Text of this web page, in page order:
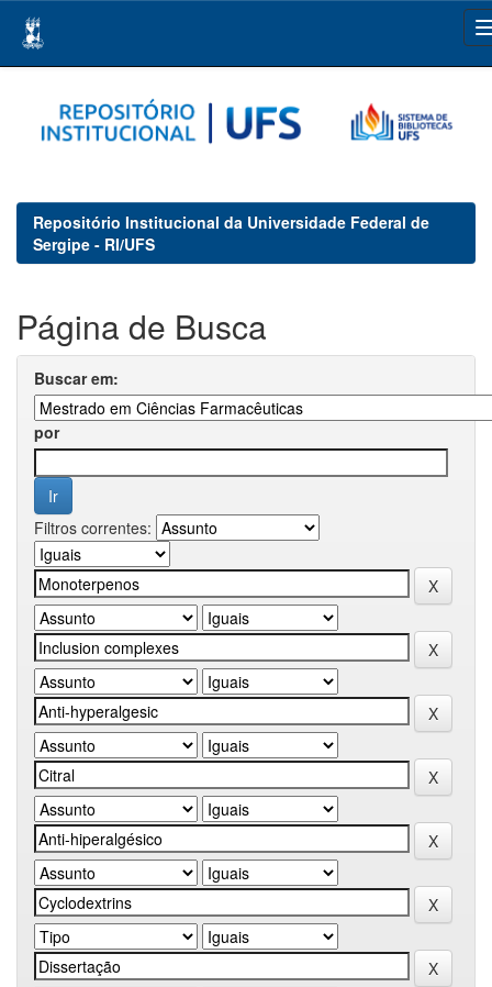
navigation
Repositório Institucional da Universidade Federal de
Sergipe - RI/UFS
Página de Busca
Buscar em:
por
Filtros correntes: